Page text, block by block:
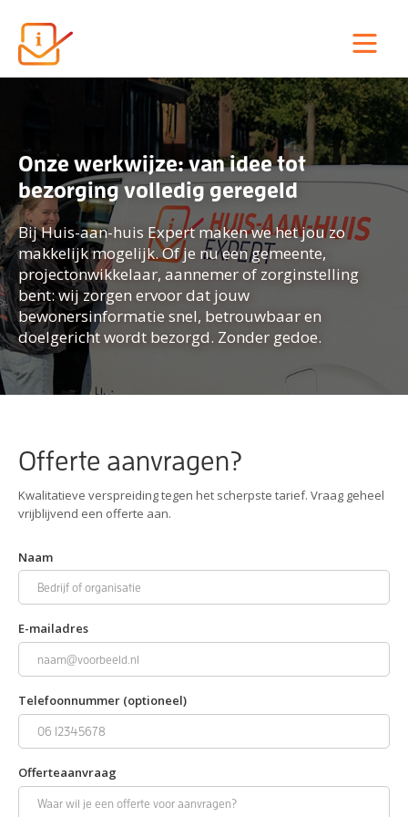
Onze werkwijze: van idee tot
bezorging volledig geregeld
Bij Huis-aan-huis Expert maken we het jou zo
makkelijk mogelijk. Of je nu een gemeente,
projectonwikkelaar, aannemer of zorginstelling
bent: wij zorgen ervoor dat jouw
bewonersinformatie snel, betrouwbaar en
doelgericht wordt bezorgd. Zonder gedoe.
Offerte aanvragen?
Kwalitatieve verspreiding tegen het scherpste tarief. Vraag geheel
vrijblijvend een offerte aan.
Naam
E-mailadres
Telefoonnummer (optioneel)
Offerteaanvraag